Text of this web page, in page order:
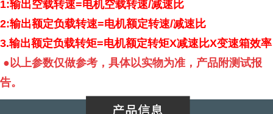
1:输出空载转速=电机空载转速/减速比
2:输出额定负载转速=电机额定转速/减速比
3.输出额定负载转矩=电机额定转矩X减速比X变速箱效率
●以上参数仅做参考，具体以实物为准，产品附测试报
告。